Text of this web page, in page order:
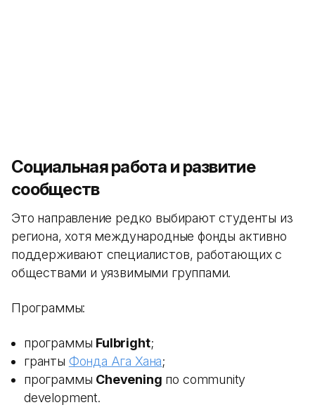
Социальная работа и развитие
сообществ
Это направление редко выбирают студенты из
региона, хотя международные фонды активно
поддерживают специалистов, работающих с
обществами и уязвимыми группами.
Программы:
программы Fulbright;
гранты Фонда Ага Хана;
программы Chevening по community
development.